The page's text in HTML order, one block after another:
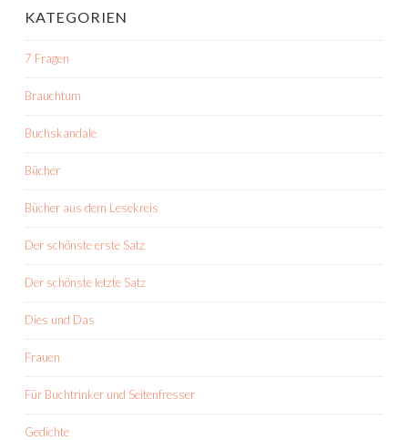
KATEGORIEN
7 Fragen
Brauchtum
Buchskandale
Bücher
Bücher aus dem Lesekreis
Der schönste erste Satz
Der schönste letzte Satz
Dies und Das
Frauen
Für Buchtrinker und Seitenfresser
Gedichte